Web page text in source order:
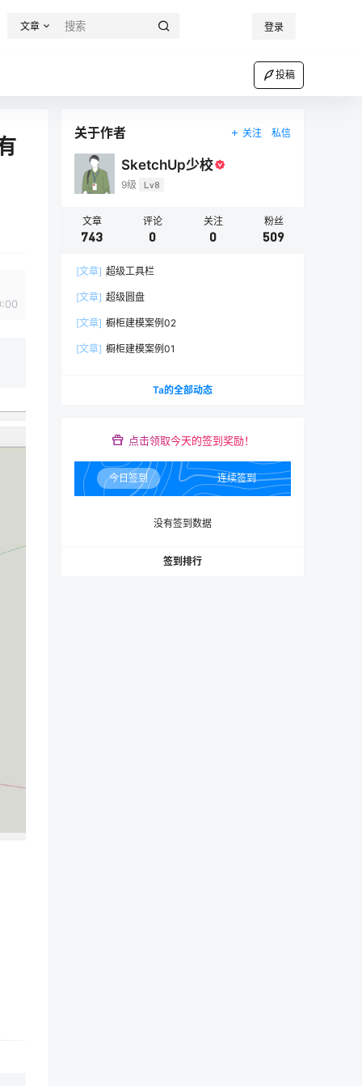
文章 登录
投稿
关于作者 关注 私信
SketchUp少校
9级 Lv8
文章
743
评论
0
关注
0
粉丝
509
[文章] 超级工具栏
[文章] 超级圆盘
[文章] 橱柜建模案例02
[文章] 橱柜建模案例01
Ta的全部动态
点击领取今天的签到奖励！
今日签到 连续签到
没有签到数据
签到排行